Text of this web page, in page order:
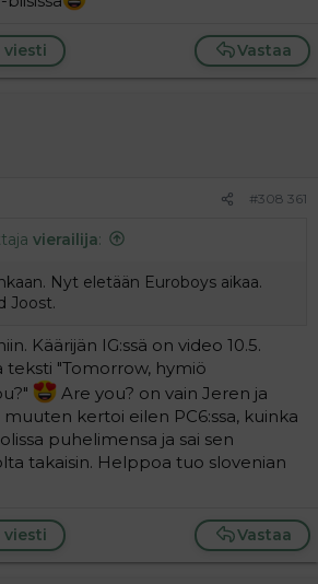
Vastaa
#308 361
vierailija:
Nyt eletään Euroboys aikaa.
Joost.
Käärijän IG:ssä on video 10.5.
teksti "Tomorrow, hymiö
Are you? on vain Jeren ja
kertoi eilen PC6:ssa, kuinka
puhelimensa ja sai sen
takaisin. Helppoa tuo slovenian
Vastaa